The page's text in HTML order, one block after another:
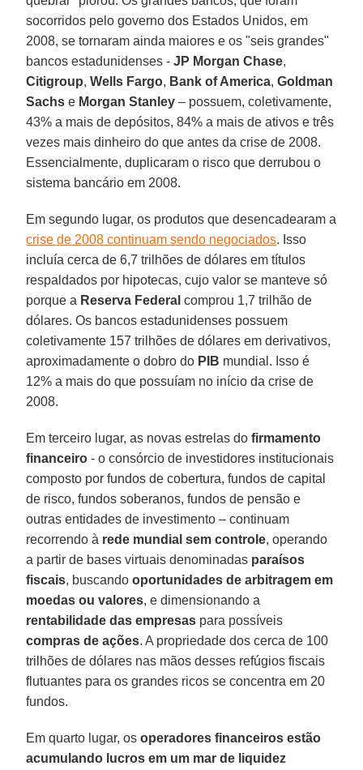
socorridos pelo governo dos Estados Unidos, em
2008, se tornaram ainda maiores e os "seis grandes"
bancos estadunidenses -JP Morgan Chase,
Citigroup, Wells Fargo, Bank of America, Goldman
Sachs e Morgan Stanley – possuem, coletivamente,
43% a mais de depósitos, 84% a mais de ativos e três
vezes mais dinheiro do que antes da crise de 2008.
Essencialmente, duplicaram o risco que derrubou o
sistema bancário em 2008.
Em segundo lugar, os produtos que desencadearam a
crise de 2008 continuam sendo negociados. Isso
incluía cerca de 6,7 trilhões de dólares em títulos
respaldados por hipotecas, cujo valor se manteve só
porque a Reserva Federal comprou 1,7 trilhão de
dólares. Os bancos estadunidenses possuem
coletivamente 157 trilhões de dólares em derivativos,
aproximadamente o dobro do PIB mundial. Isso é
12% a mais do que possuíam no início da crise de
2008.
Em terceiro lugar, as novas estrelas dofirmamento
financeiro - o consórcio de investidores institucionais
composto por fundos de cobertura, fundos de capital
de risco, fundos soberanos, fundos de pensão e
outras entidades de investimento – continuam
recorrendo à rede mundial sem controle, operando
a partir de bases virtuais denominadas paraísos
fiscais, buscandooportunidades de arbitragem em
moedas ou valores, e dimensionando a
rentabilidade das empresas para possíveis
compras de ações. A propriedade dos cerca de 100
trilhões de dólares nas mãos desses refúgios fiscais
flutuantes para os grandes ricos se concentra em 20
fundos.
Em quarto lugar, osoperadores financeiros estão
acumulando lucros em um mar de liquidez